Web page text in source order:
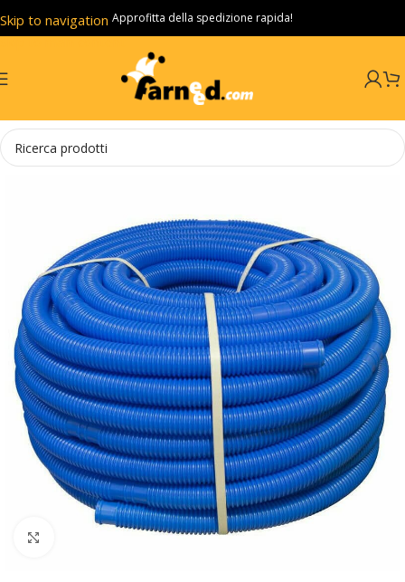
Skip to navigation
Skip to main content
Approfitta della spedizione rapida!
Click to enlarge